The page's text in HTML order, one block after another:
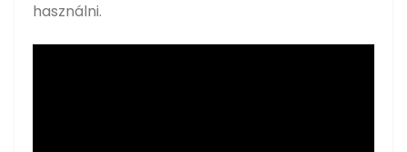
használni.